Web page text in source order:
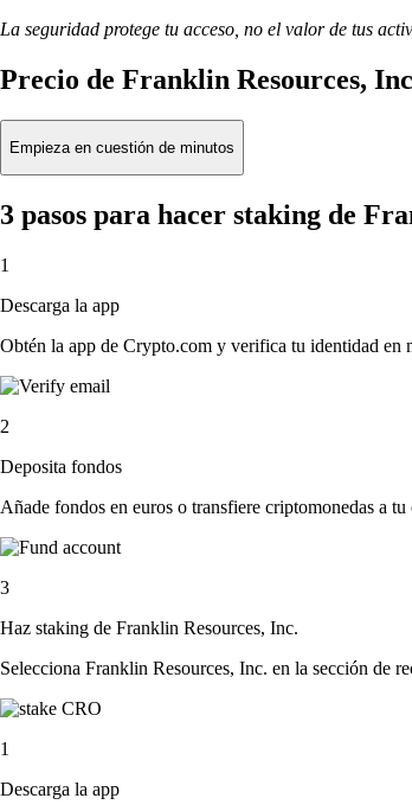
La seguridad protege tu acceso, no el valor de tus
Precio de Franklin Resources,
Empieza en cuestión de minutos
3 pasos para hacer staking de
1
Descarga la app
Obtén la app de Crypto.com y verifica tu identidad en
2
Deposita fondos
Añade fondos en euros o transfiere criptomonedas a tu
3
Haz staking de Franklin Resources, Inc.
Selecciona Franklin Resources, Inc. en la sección de
1
Descarga la app